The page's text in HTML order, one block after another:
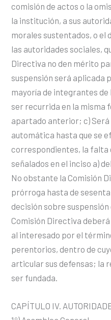
comisión de actos o la
la institución, a sus
morales sustentados, o el
las autoridades sociales,
Directiva no den mérito
suspensión será aplicada
mayoría de integrantes
ser recurrida en la misma
apartado anterior; c) Será
automática hasta que se
correspondientes, la falta
señalados en el inciso a)
No obstante la Comisión
prórroga hasta de
decisión sobre suspensión
Comisión Directiva
al interesado por el
perentorios, dentro de
articular sus defensas; la
ser fundada.
CAPÍTULO IV.